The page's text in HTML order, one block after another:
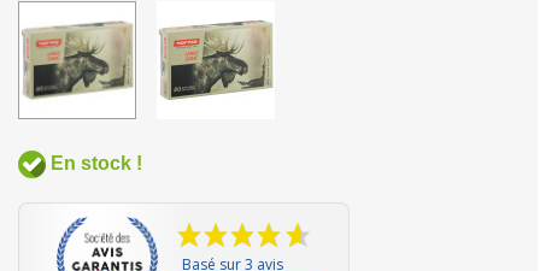
En stock !
Basé sur 3 avis